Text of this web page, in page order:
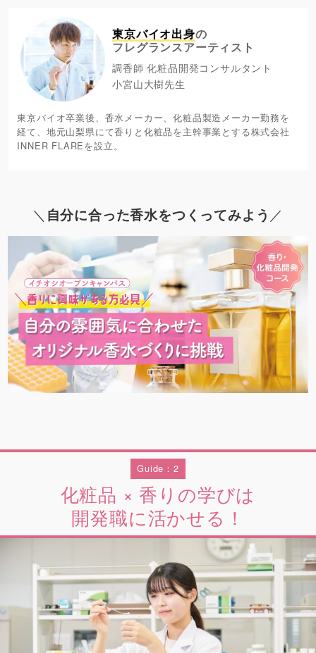
東京バイオ出身の
フレグランスアーティスト
調香師 化粧品開発コンサルタント
小宮山大樹先生
東京バイオ卒業後、香水メーカー、化粧品製造メーカー勤務を
経て、地元山梨県にて香りと化粧品を主幹事業とする株式会社
INNER FLAREを設立。
＼ 自分に合った香水をつくってみよう ／
Guide：2
化粧品 × 香りの学びは
開発職に活かせる！